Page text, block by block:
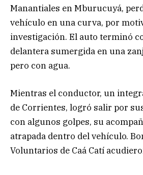
Manantiales en Mburucuyá,
vehículo en una curva, por
investigación. El auto terminó
delantera sumergida en una
pero con agua.
Mientras el conductor, un
de Corrientes, logró salir por
con algunos golpes, su
atrapada dentro del vehículo.
Voluntarios de Caá Catí